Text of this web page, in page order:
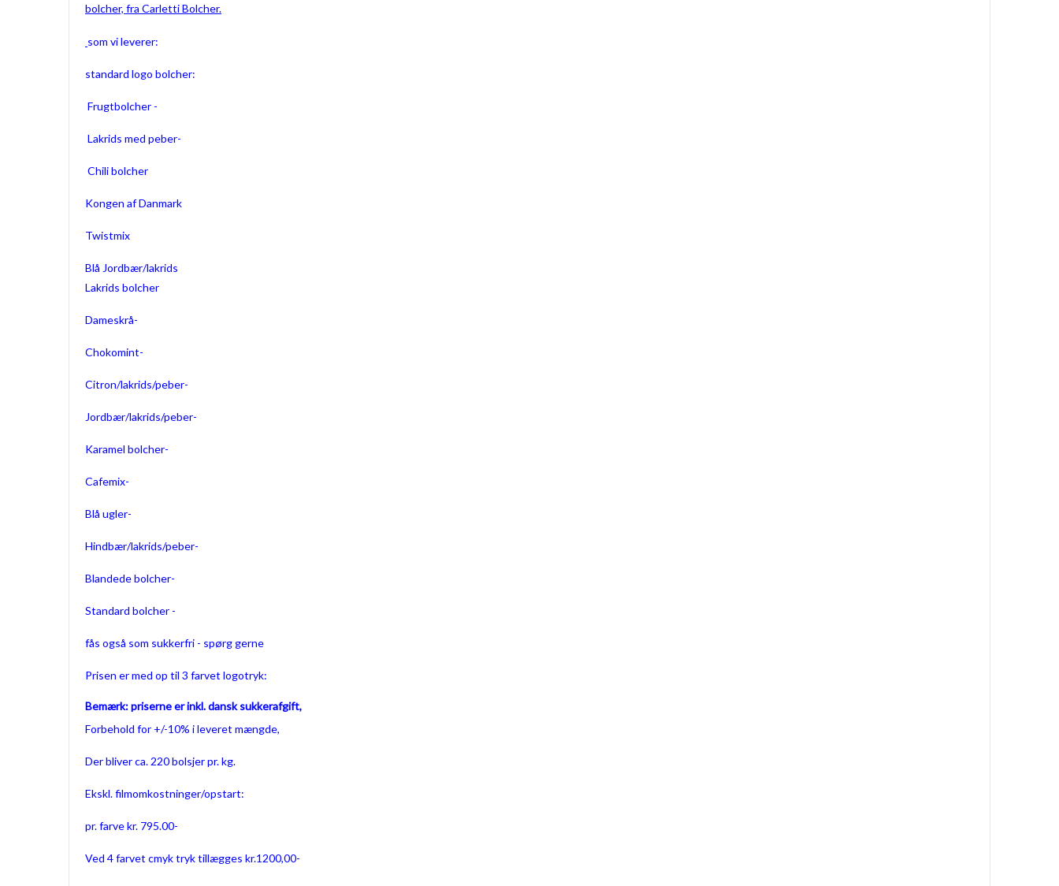
bolcher, fra Carletti Bolcher.
som vi leverer:
standard logo bolcher:
Frugtbolcher -
Lakrids med peber-
Chili bolcher
Kongen af Danmark
Twistmix
Blå Jordbær/lakrids
Lakrids bolcher
Dameskrå-
Chokomint-
Citron/lakrids/peber-
Jordbær/lakrids/peber-
Karamel bolcher-
Cafemix-
Blå ugler-
Hindbær/lakrids/peber-
Blandede bolcher-
Standard bolcher -
fås også som sukkerfri - spørg gerne
Prisen er med op til 3 farvet logotryk:
Bemærk: priserne er inkl. dansk sukkerafgift,
Forbehold for +/-10% i leveret mængde,
Der bliver ca. 220 bolsjer pr. kg.
Ekskl. filmomkostninger/opstart:
pr. farve kr. 795.00-
Ved 4 farvet cmyk tryk tillægges kr.1200,00-